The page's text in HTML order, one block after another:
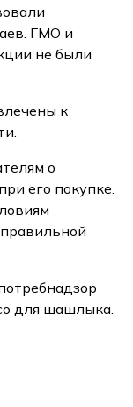
ГМО и
не были
к
о
его покупке.
для шашлыка.